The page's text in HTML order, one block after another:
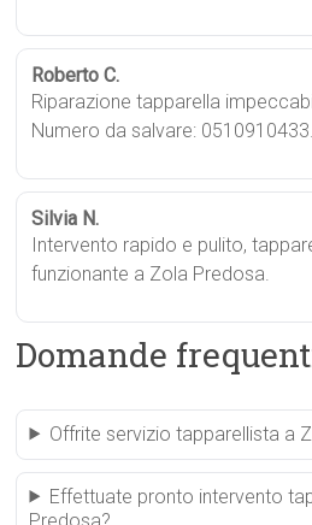
Roberto C.
Riparazione tapparella
Numero da salvare: 0510910433.
Silvia N.
Intervento rapido e pulito,
funzionante a Zola Predosa.
Domande
Offrite servizio tapparellista a
Effettuate pronto intervento
Predosa?